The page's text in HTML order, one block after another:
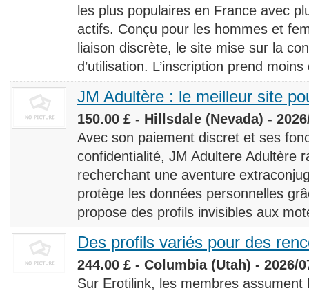
les plus populaires en France avec
actifs. Conçu pour les hommes et
liaison discrète, le site mise sur la
d’utilisation. L’inscription prend
JM Adultère : le meilleur site
150.00 £ - Hillsdale (Nevada) -
Avec son paiement discret et ses
confidentialité, JM Adultere Adultère
recherchant une aventure
protège les données personnelles
propose des profils invisibles aux
Des profils variés pour des
244.00 £ - Columbia (Utah) - 2026/
Sur Erotilink, les membres